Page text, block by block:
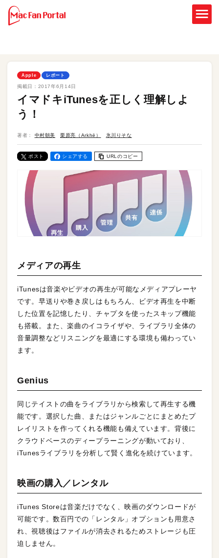
Apple レポート
掲載日： 2017年6月14日
イマドキiTunesを正しく理解しよ
う！
著者： 中村朝美 栗原亮（Arkhē） 氷川りそな
ポスト シェアする URLのコピー
メディアの再生
iTunesは音楽やビデオの再生が可能なメディアプレーヤ
です。早送りや巻き戻しはもちろん、ビデオ再生を中断
した位置を記憶したり、チャプタを使ったスキップ機能
も搭載。また、楽曲のイコライザや、ライブラリ全体の
音量調整などリスニングを最適にする環境も備わってい
ます。
Genius
同じテイストの曲をライブラリから検索して再生する機
能です。選択した曲、またはジャンルごとにまとめたプ
レイリストを作ってくれる機能も備えています。背後に
クラウドベースのディープラーニングが動いており、
iTunesライブラリを分析して賢く進化を続けています。
映画の購入／レンタル
iTunes Storeは音楽だけでなく、映画のダウンロードが
可能です。数百円での「レンタル」オプションも用意さ
れ、視聴後はファイルが消去されるためストレージも圧
迫しません。